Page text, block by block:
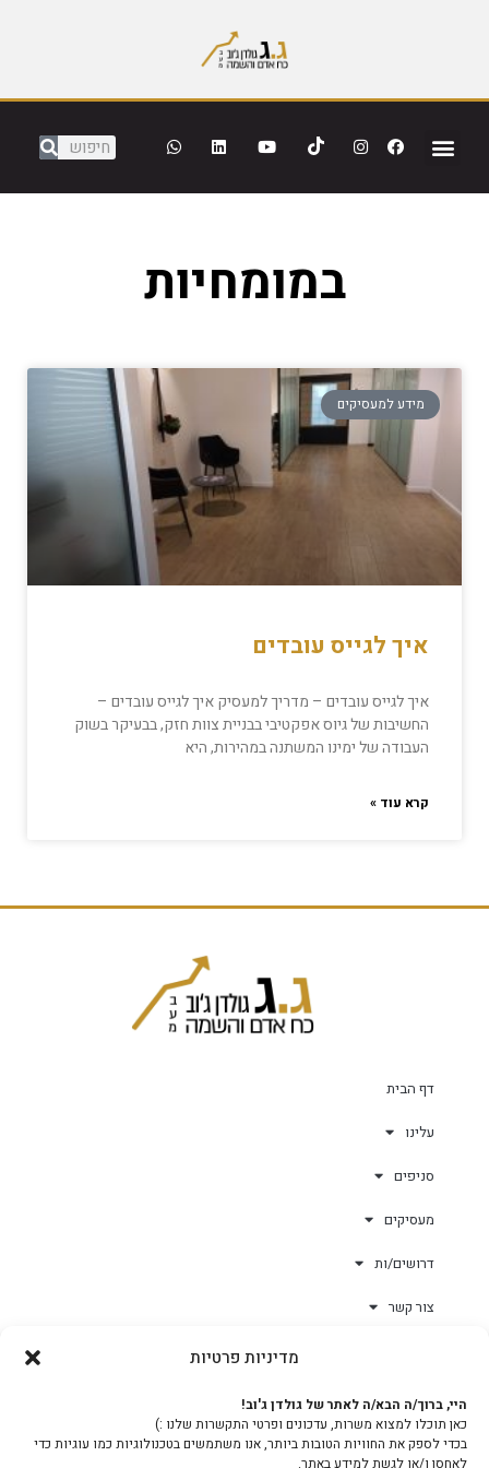
מדיניות פרטיות
היי, ברוך/ה הבא/ה לאתר של גולדן ג'וב!
כאן תוכלו למצוא משרות, עדכונים ופרטי התקשרות שלנו :)
בכדי לספק את החוויות הטובות ביותר, אנו משתמשים בטכנולוגיות כמו עוגיות כדי
לאחסן ו/או לגשת למידע באתר.
במומחיות
מידע למעסיקים
איך לגייס עובדים
איך לגייס עובדים – מדריך למעסיק איך לגייס עובדים –
החשיבות של גיוס אפקטיבי בבניית צוות חזק, בבעיקר בשוק
העבודה של ימינו המשתנה במהירות, היא
קרא עוד »
דף הבית
עלינו
סניפים
מעסיקים
דרושים/ות
צור קשר
צוות